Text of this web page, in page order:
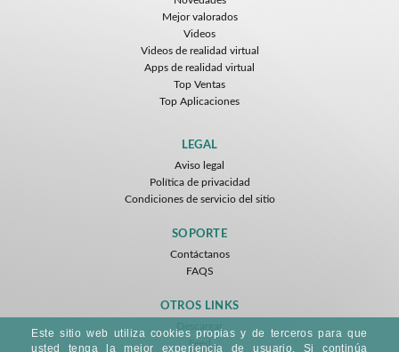
Mejor valorados
Videos
Videos de realidad virtual
Apps de realidad virtual
Top Ventas
Top Aplicaciones
LEGAL
Aviso legal
Política de privacidad
Condiciones de servicio del sitio
SOPORTE
Contáctanos
FAQS
OTROS LINKS
Feed
Este sitio web utiliza cookies propias y de terceros para que
usted tenga la mejor experiencia de usuario. Si continúa